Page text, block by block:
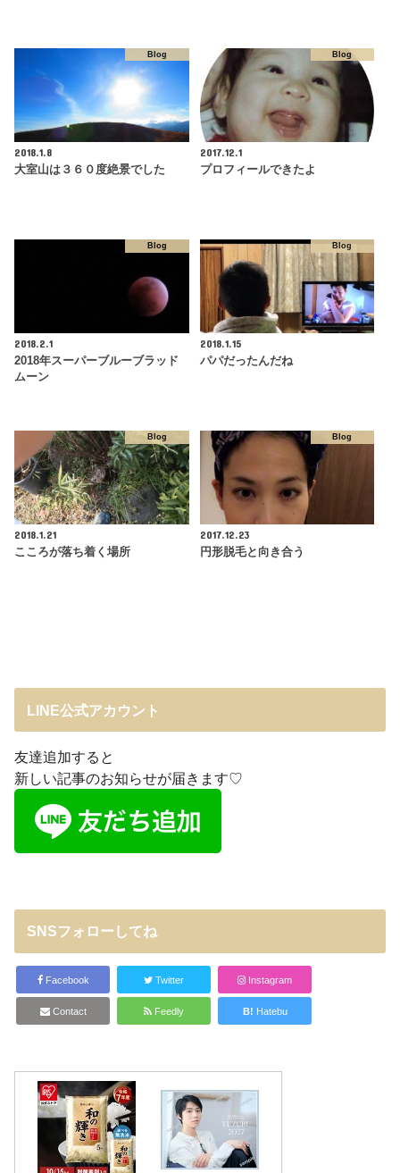
Blog
2018.1.8
大室山は３６０度絶景でした
Blog
2017.12.1
プロフィールできたよ
Blog
2018.2.1
2018年スーパーブルーブラッド
ムーン
Blog
2018.1.15
パパだったんだね
Blog
2018.1.21
こころが落ち着く場所
Blog
2017.12.23
円形脱毛と向き合う
LINE公式アカウント
友達追加すると
新しい記事のお知らせが届きます♡
SNSフォローしてね
Facebook Twitter Instagram
Contact Feedly B! Hatebu